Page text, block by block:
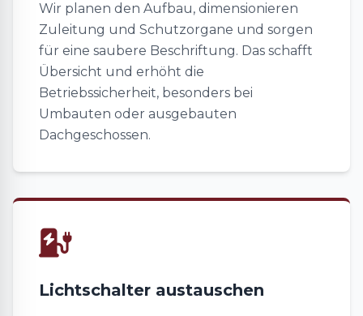
Wir planen den Aufbau, dimensionieren
Zuleitung und Schutzorgane und sorgen
für eine saubere Beschriftung. Das schafft
Übersicht und erhöht die
Betriebssicherheit, besonders bei
Umbauten oder ausgebauten
Dachgeschossen.
Lichtschalter austauschen